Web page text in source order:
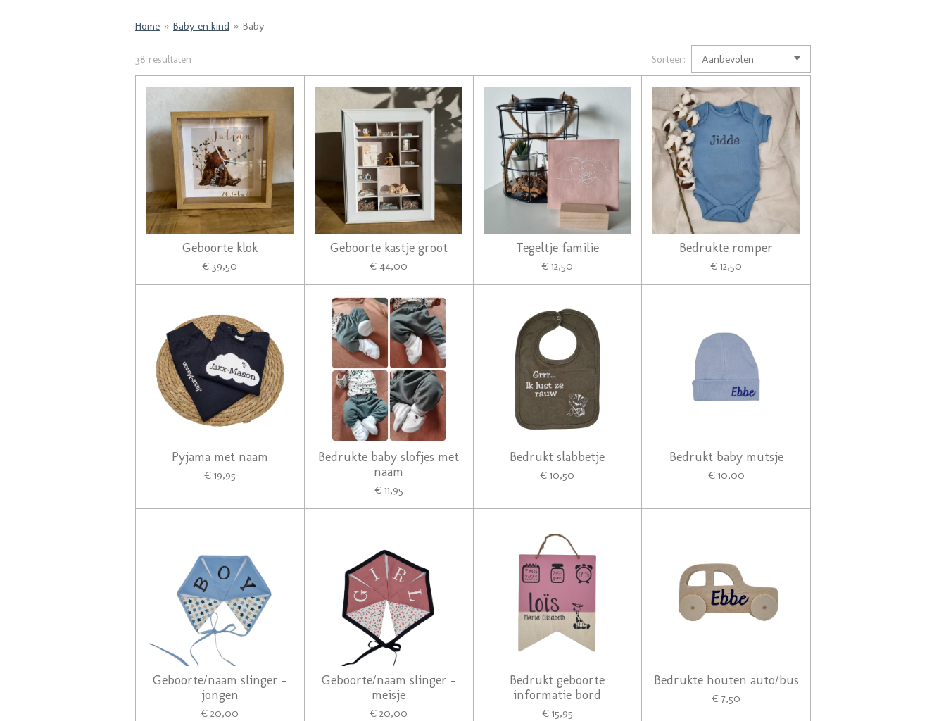
Home » Baby en kind » Baby
38 resultaten Sorteer:
Geboorte klok
€ 39,50
Geboorte kastje groot
€ 44,00
Tegeltje familie
€ 12,50
Bedrukte romper
€ 12,50
Pyjama met naam
€ 19,95
Bedrukte baby slofjes met
naam
€ 11,95
Bedrukt slabbetje
€ 10,50
Bedrukt baby mutsje
€ 10,00
Geboorte/naam slinger -
jongen
€ 20,00
Geboorte/naam slinger -
meisje
€ 20,00
Bedrukt geboorte
informatie bord
€ 15,95
Bedrukte houten auto/bus
€ 7,50